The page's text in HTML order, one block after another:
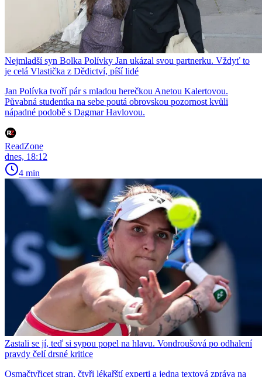
Nejmladší syn Bolka Polívky Jan ukázal svou partnerku. Vždyť to
je celá Vlastička z Dědictví, píší lidé
Jan Polívka tvoří pár s mladou herečkou Anetou Kalertovou.
Půvabná studentka na sebe poutá obrovskou pozornost kvůli
nápadné podobě s Dagmar Havlovou.
ReadZone
dnes, 18:12
4 min
Zastali se jí, teď si sypou popel na hlavu. Vondroušová po odhalení
pravdy čelí drsné kritice
Osmačtyřicet stran, čtyři lékařští experti a jedna textová zpráva na